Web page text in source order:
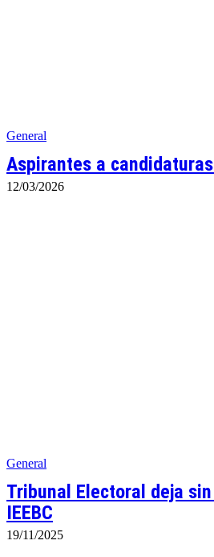
General
Aspirantes a
12/03/2026
General
Tribunal Electoral deja
IEEBC
19/11/2025